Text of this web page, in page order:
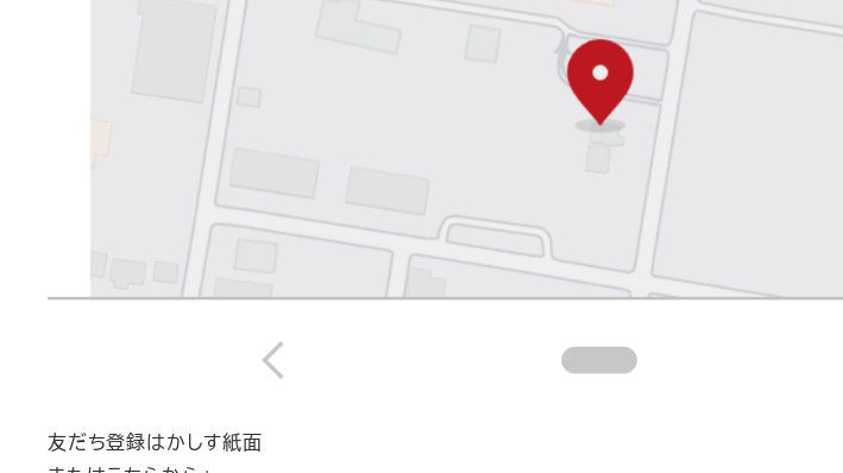
友だち登録はかしす紙面